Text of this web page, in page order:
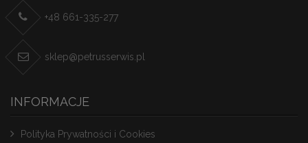
+48 661-335-277
sklep@petrusserwis.pl
INFORMACJE
Polityka Prywatności i Cookies